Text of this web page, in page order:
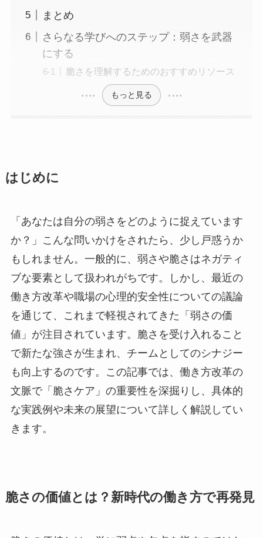
まとめ
さらなる学びへのステップ：弱さを武器
にする
脆さを理解するためのおすすめリソース
もっと見る
はじめに
「あなたは自分の弱さをどのように捉えています
か？」こんな問いかけをされたら、少し戸惑うか
もしれません。一般的に、弱さや脆さはネガティ
ブな要素として扱われがちです。しかし、最近の
働き方改革や職場の心理的安全性についての議論
を通じて、これまで軽視されてきた「弱さの価
値」が注目されています。脆さを受け入れること
で新たな強さが生まれ、チームとしてのシナジー
も向上するのです。この記事では、働き方改革の
文脈で「脆さケア」の重要性を深掘りし、具体的
な実践例や未来の展望について詳しく解説してい
きます。
脆さの価値とは？新時代の働き方で再発見